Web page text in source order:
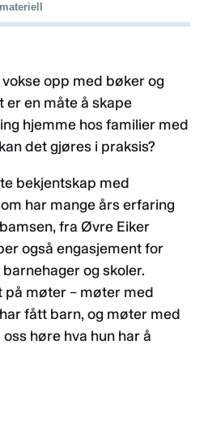
opp med bøker og
er en måte å skape
hjemme hos familier med
det gjøres i praksis?
bekjentskap med
har mange års erfaring
fra Øvre Eiker
også engasjement for
og skoler.
på møter – møter med
fått barn, og møter med
høre hva hun har å